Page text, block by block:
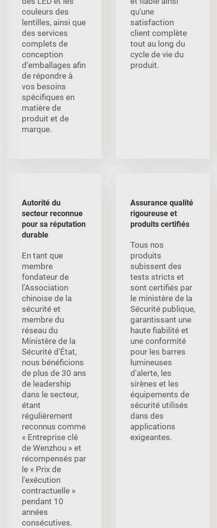
couleurs des
lentilles, ainsi que
des services
complets de
conception
d'emballages afin
de répondre à
vos besoins
spécifiques en
matière de
produit et de
marque.
qu'une
satisfaction
client complète
tout au long du
cycle de vie du
produit.
Autorité du
secteur reconnue
pour sa réputation
durable
En tant que
membre
fondateur de
l'Association
chinoise de la
sécurité et
membre du
réseau du
Ministère de la
Sécurité d'État,
nous bénéficions
de plus de 30 ans
de leadership
dans le secteur,
étant
régulièrement
reconnus comme
« Entreprise clé
de Wenzhou » et
récompensés par
le « Prix de
l'exécution
contractuelle »
pendant 10
années
consécutives.
Assurance qualité
rigoureuse et
produits certifiés
Tous nos
produits
subissent des
tests stricts et
sont certifiés par
le ministère de la
Sécurité publique,
garantissant une
haute fiabilité et
une conformité
pour les barres
lumineuses
d'alerte, les
sirènes et les
équipements de
sécurité utilisés
dans des
applications
exigeantes.